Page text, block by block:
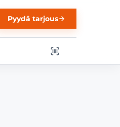
Pyydä tarjous